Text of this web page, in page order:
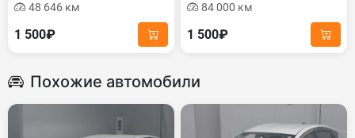
48 646 км
1 500₽
84 000 км
1 500₽
Похожие автомобили